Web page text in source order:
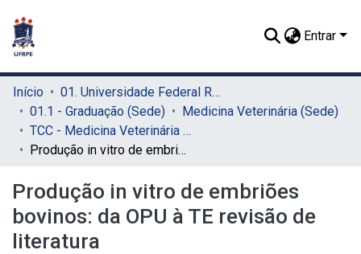
Entrar
Início
01. Universidade Federal Rural de Pernambuco - UFRPE (Sede)
01.1 - Graduação (Sede)
Medicina Veterinária (Sede)
TCC - Medicina Veterinária (Sede)
Produção in vitro de embriões bovinos: da OPU à TE revisão de literatura
Produção in vitro de embriões
bovinos: da OPU à TE revisão de
literatura